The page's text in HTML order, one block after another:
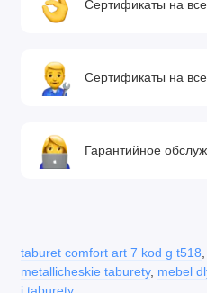
Сертификаты на
Сертификаты на
Гарантийное
taburet comfort art 7 kod g t518,
metallicheskie taburety, mebel